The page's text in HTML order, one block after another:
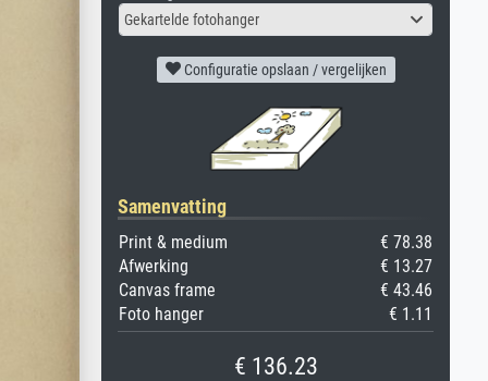
Gekartelde fotohanger
Configuratie opslaan / vergelijken
Samenvatting
Print & medium
€ 78.38
Afwerking
€ 13.27
Canvas frame
€ 43.46
Foto hanger
€ 1.11
€ 136.23